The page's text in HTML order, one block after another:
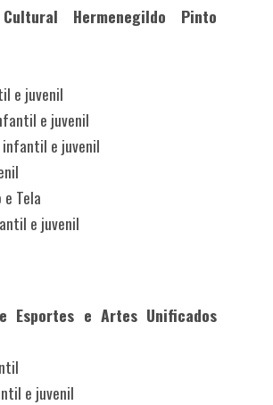
Hermenegildo Pinto
e juvenil
e juvenil
e juvenil
Tela
e juvenil
Esportes e Artes Unificados
e juvenil